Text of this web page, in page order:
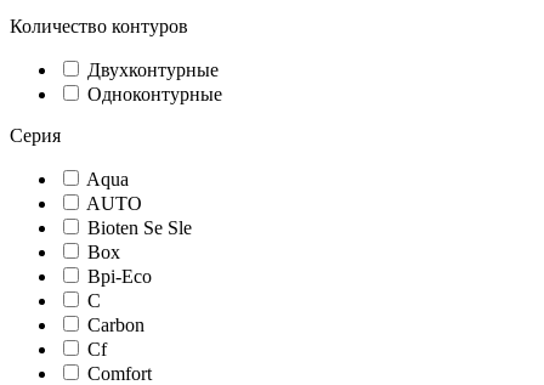
Количество контуров
Двухконтурные
Одноконтурные
Серия
Aqua
AUTO
Bioten Se Sle
Box
Bpi-Eco
C
Carbon
Cf
Comfort